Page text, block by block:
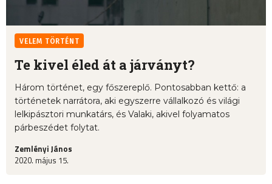
VELEM TÖRTÉNT
Te kivel éled át a járványt?
Három történet, egy főszereplő. Pontosabban kettő: a
történetek narrátora, aki egyszerre vállalkozó és világi
lelkipásztori munkatárs, és Valaki, akivel folyamatos
párbeszédet folytat.
Zemlényi János
2020. május 15.